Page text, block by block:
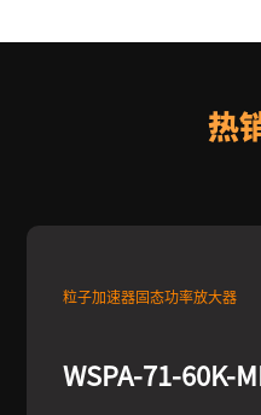
热
粒子加速器固态功率放大器
WSPA-71-60K-